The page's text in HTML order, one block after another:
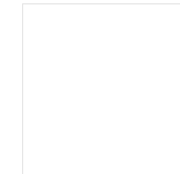
#kindle,